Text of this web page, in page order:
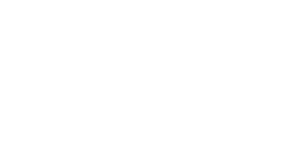
negativo metastático em doentes não elegíveis para inibidores PD-(L)1